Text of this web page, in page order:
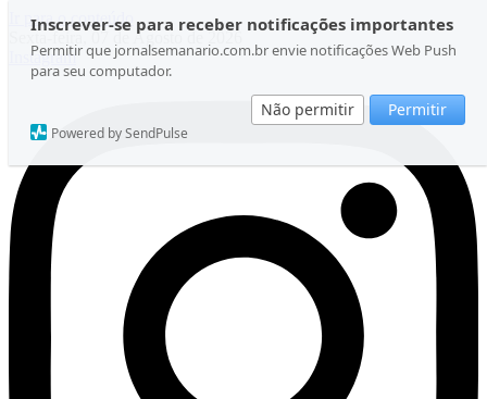
Inscrever-se para receber notificações importantes
Permitir que jornalsemanario.com.br envie notificações Web Push
para seu computador.
Não permitir Permitir
Powered by SendPulse
Ir para o conteúdo
Sexta-feira, 07 de Agosto de 2026
Instagram